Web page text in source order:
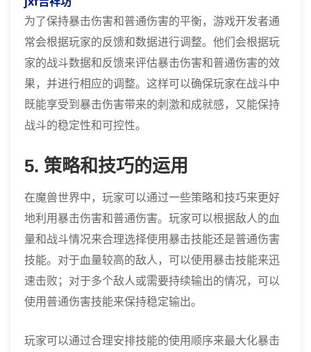
为了保持暴击伤害和普通伤害的平衡，游戏开发者通
常会根据玩家的反馈和数据进行调整。他们会根据玩
家的战斗数据和反馈来评估暴击伤害和普通伤害的效
果，并进行相应的调整。这样可以确保玩家在战斗中
既能享受到暴击伤害带来的刺激和成就感，又能保持
战斗的稳定性和可控性。
5. 策略和技巧的运用
在魔兽世界中，玩家可以通过一些策略和技巧来更好
地利用暴击伤害和普通伤害。玩家可以根据敌人的血
量和战斗情况来合理选择使用暴击技能还是普通伤害
技能。对于血量较高的敌人，可以使用暴击技能来迅
速击败；对于多个敌人或需要持续输出的情况，可以
使用普通伤害技能来保持稳定输出。
玩家可以通过合理安排技能的使用顺序来最大化暴击